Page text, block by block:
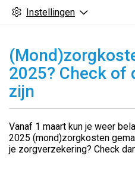
Instellingen
2025? Check of
zijn
Vanaf 1 maart kun je weer
2025 (mond)zorgkosten
je zorgverzekering? Check